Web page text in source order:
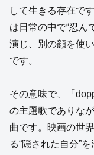
して生きる存在で
は日常の中で“忍ん
演じ、別の顔を使
です。
その意味で、「
の主題歌でありな
曲です。映画の世
る“隠された自分”